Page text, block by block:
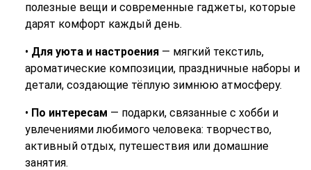
полезные вещи и современные гаджеты, которые
дарят комфорт каждый день.
• Для уюта и настроения — мягкий текстиль,
ароматические композиции, праздничные наборы и
детали, создающие тёплую зимнюю атмосферу.
• По интересам — подарки, связанные с хобби и
увлечениями любимого человека: творчество,
активный отдых, путешествия или домашние
занятия.